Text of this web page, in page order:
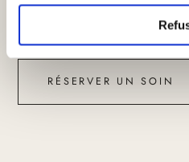
place, nous acceptons la carte
bons cadeaux Les Bains
RÉSERVER UN SOIN